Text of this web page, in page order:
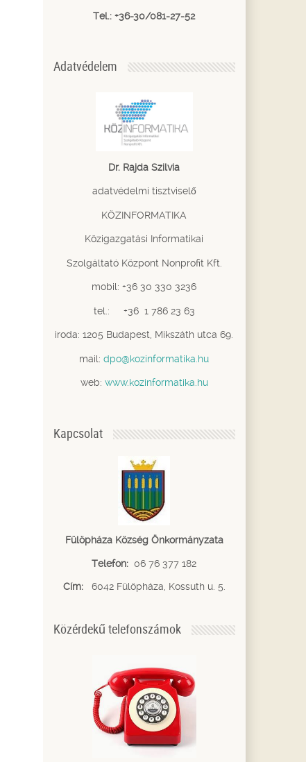
Tel.: +36-30/081-27-52
Adatvédelem
Dr. Rajda Szilvia
adatvédelmi tisztviselő
KÖZINFORMATIKA
Közigazgatási Informatikai
Szolgáltató Központ Nonprofit Kft.
mobil: +36 30 330 3236
tel.: +36 1 786 23 63
iroda: 1205 Budapest, Mikszáth utca 69.
mail:dpo@kozinformatika.hu
web: www.kozinformatika.hu
Kapcsolat
Fülöpháza Község Önkormányzata
Telefon: 06 76 377 182
Cím: 6042 Fülöpháza, Kossuth u. 5.
Közérdekű telefonszámok